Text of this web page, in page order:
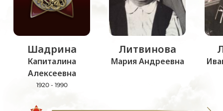
Шадрина
Капиталина
Алексеевна
1920 - 1990
Литвинова
Мария Андреевна